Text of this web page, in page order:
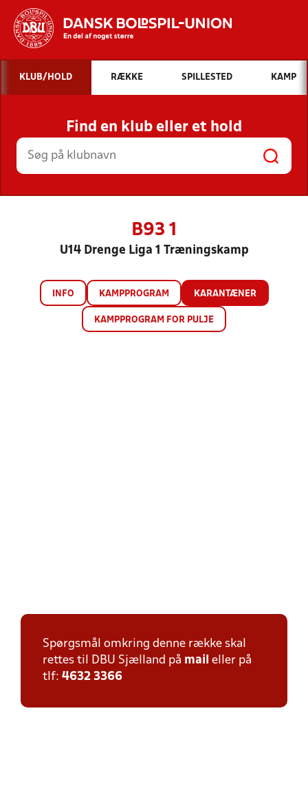
Hvad vil du søge efter?
INDHOLD OG NYHEDER
STILLINGER, RESULTATER, KLUBBER OG
HOLD
KLUB/HOLD RÆKKE SPILLESTED KAMP
Find en klub eller et hold
B93 1
U14 Drenge Liga 1 Træningskamp
INFO KAMPPROGRAM KARANTÆNER
KAMPPROGRAM FOR PULJE
Spørgsmål omkring denne række skal
rettes til DBU Sjælland på mail eller på
tlf: 4632 3366